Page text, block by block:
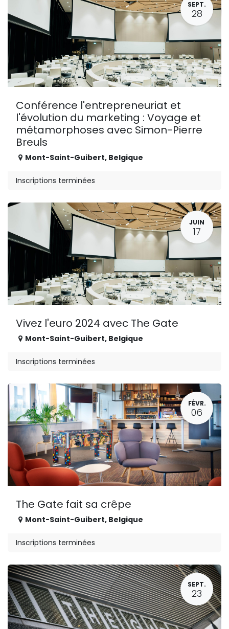
SEPT.
28
Conférence l'entrepreneuriat et
l'évolution du marketing : Voyage et
métamorphoses avec Simon-Pierre
Breuls
Mont-Saint-Guibert, Belgique
Inscriptions terminées
JUIN
17
Vivez l'euro 2024 avec The Gate
Mont-Saint-Guibert, Belgique
Inscriptions terminées
FÉVR.
06
The Gate fait sa crêpe
Mont-Saint-Guibert, Belgique
Inscriptions terminées
SEPT.
23